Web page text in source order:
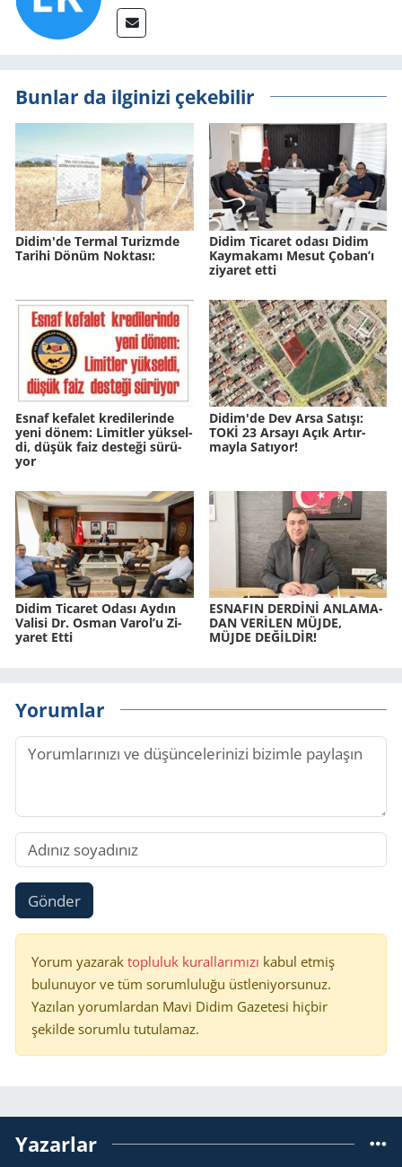
Bunlar da ilginizi çekebilir
Didim'de Ter­mal Tu­rizm­de
Ta­ri­hi Dönüm Nok­ta­sı:
Didim Ticaret odası Didim
Kaymakamı Mesut Çoban’ı
ziyaret etti
Esnaf ke­fa­let kre­di­le­rin­de
yeni dönem: Li­mit­ler yük­sel­
di, düşük faiz des­te­ği sü­rü­
yor
Didim'de Dev Arsa Sa­tı­şı:
TOKİ 23 Ar­sa­yı Açık Ar­tır­
may­la Sa­tı­yor!
Didim Ti­ca­ret Odası Aydın
Va­li­si Dr. Osman Varol’u Zi­
ya­ret Etti
ES­NA­FIN DERDİNİ AN­LA­MA­
DAN VERİLEN MÜJDE,
MÜJDE DEĞİLDİR!
Yorumlar
Gönder
Yorum yazarak topluluk kurallarımızı kabul etmiş
bulunuyor ve tüm sorumluluğu üstleniyorsunuz.
Yazılan yorumlardan Mavi Didim Gazetesi hiçbir
şekilde sorumlu tutulamaz.
Yazarlar